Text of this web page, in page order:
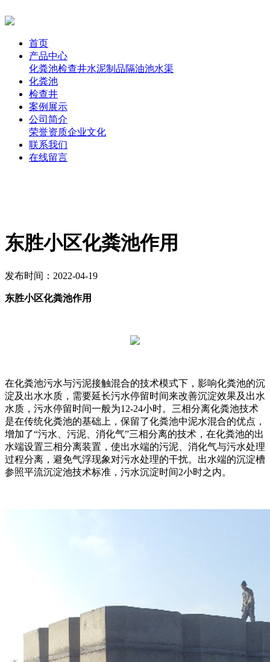
首页
产品中心
化粪池检查井水泥制品隔油池水渠
化粪池
检查井
案例展示
公司简介
荣誉资质企业文化
联系我们
在线留言
东胜小区化粪池作用
发布时间：2022-04-19
东胜小区化粪池作用
在化粪池污水与污泥接触混合的技术模式下，影响化粪池的沉
淀及出水水质，需要延长污水停留时间来改善沉淀效果及出水
水质，污水停留时间一般为12-24小时。三相分离化粪池技术
是在传统化粪池的基础上，保留了化粪池中泥水混合的优点，
增加了“污水、污泥、消化气”三相分离的技术，在化粪池的出
水端设置三相分离装置，使出水端的污泥、消化气与污水处理
过程分离，避免气浮现象对污水处理的干扰。出水端的沉淀槽
参照平流沉淀池技术标准，污水沉淀时间2小时之内。